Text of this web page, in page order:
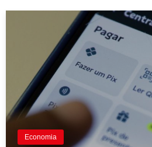
Economia